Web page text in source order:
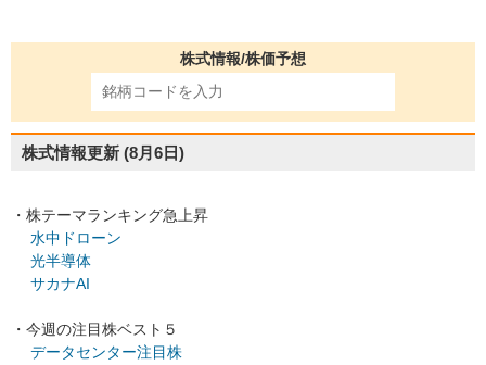
株式情報/株価予想
株式情報更新 (8月6日)
・株テーマランキング急上昇
水中ドローン
光半導体
サカナAI
・今週の注目株ベスト５
データセンター注目株